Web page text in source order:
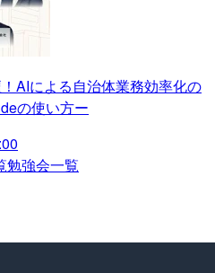
AIによる自治体業務効率化の
の使い方ー
勉強会一覧